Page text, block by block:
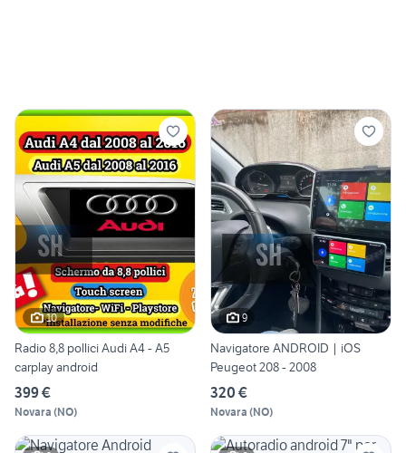
10
Radio 8,8 pollici Audi A4 - A5
carplay android
399 €
Novara (NO)
9
Navigatore ANDROID | iOS
Peugeot 208 - 2008
320 €
Novara (NO)